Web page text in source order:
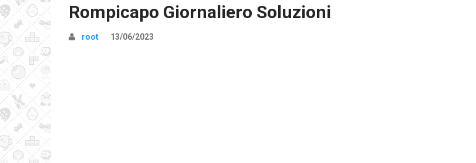
Rompicapo Giornaliero Soluzioni
root 13/06/2023